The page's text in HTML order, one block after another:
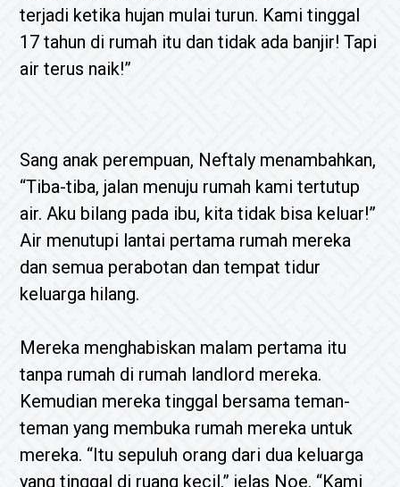
terjadi ketika hujan mulai turun. Kami tinggal
17 tahun di rumah itu dan tidak ada banjir! Tapi
air terus naik!”
Sang anak perempuan, Neftaly menambahkan,
“Tiba-tiba, jalan menuju rumah kami tertutup
air. Aku bilang pada ibu, kita tidak bisa keluar!”
Air menutupi lantai pertama rumah mereka
dan semua perabotan dan tempat tidur
keluarga hilang.
Mereka menghabiskan malam pertama itu
tanpa rumah di rumah landlord mereka.
Kemudian mereka tinggal bersama teman-
teman yang membuka rumah mereka untuk
mereka. “Itu sepuluh orang dari dua keluarga
yang tinggal di ruang kecil,” jelas Noe. “Kami